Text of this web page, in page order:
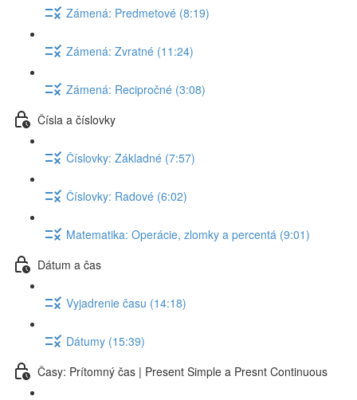
Zámená: Predmetové (8:19)
Zámená: Zvratné (11:24)
Zámená: Recipročné (3:08)
Čísla a číslovky
Číslovky: Základné (7:57)
Číslovky: Radové (6:02)
Matematika: Operácie, zlomky a percentá (9:01)
Dátum a čas
Vyjadrenie času (14:18)
Dátumy (15:39)
Časy: Prítomný čas | Present Simple a Presnt Continuous